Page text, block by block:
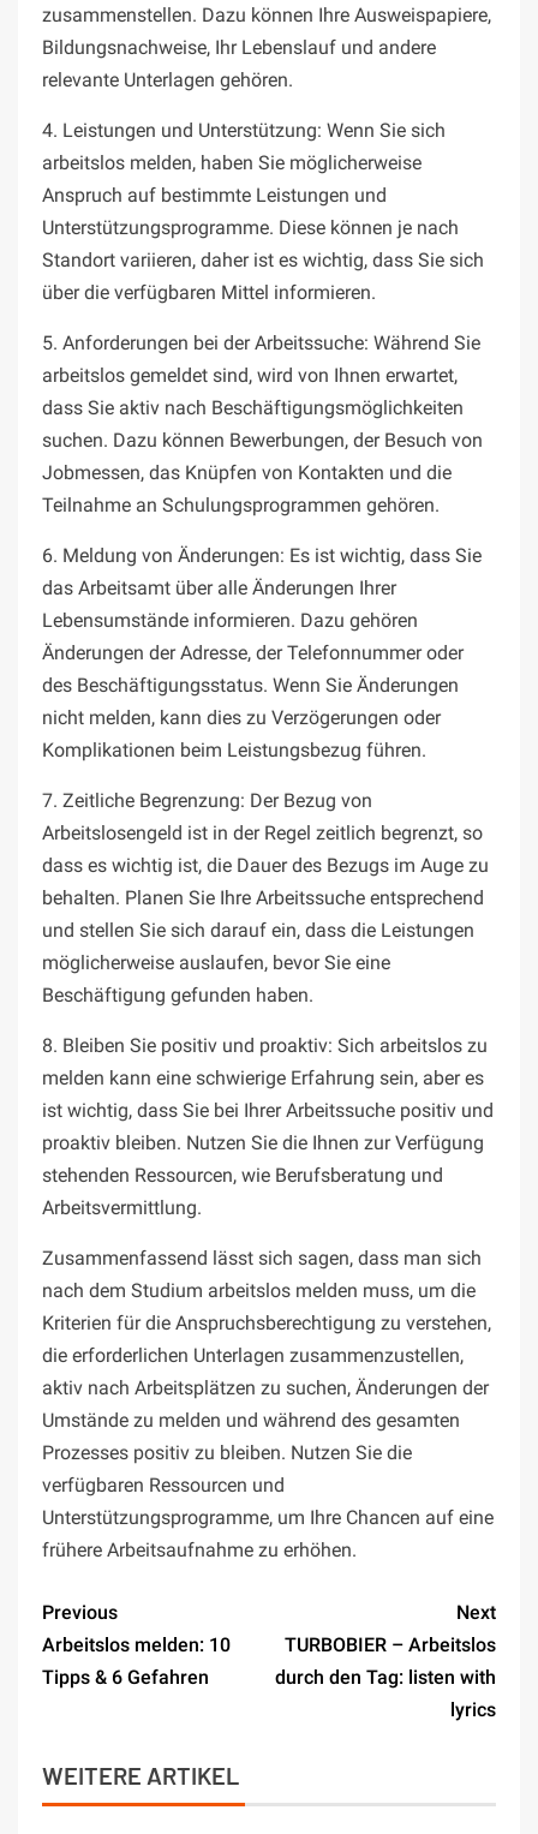
zusammenstellen. Dazu können Ihre Ausweispapiere,
Bildungsnachweise, Ihr Lebenslauf und andere
relevante Unterlagen gehören.
4. Leistungen und Unterstützung: Wenn Sie sich
arbeitslos melden, haben Sie möglicherweise
Anspruch auf bestimmte Leistungen und
Unterstützungsprogramme. Diese können je nach
Standort variieren, daher ist es wichtig, dass Sie sich
über die verfügbaren Mittel informieren.
5. Anforderungen bei der Arbeitssuche: Während Sie
arbeitslos gemeldet sind, wird von Ihnen erwartet,
dass Sie aktiv nach Beschäftigungsmöglichkeiten
suchen. Dazu können Bewerbungen, der Besuch von
Jobmessen, das Knüpfen von Kontakten und die
Teilnahme an Schulungsprogrammen gehören.
6. Meldung von Änderungen: Es ist wichtig, dass Sie
das Arbeitsamt über alle Änderungen Ihrer
Lebensumstände informieren. Dazu gehören
Änderungen der Adresse, der Telefonnummer oder
des Beschäftigungsstatus. Wenn Sie Änderungen
nicht melden, kann dies zu Verzögerungen oder
Komplikationen beim Leistungsbezug führen.
7. Zeitliche Begrenzung: Der Bezug von
Arbeitslosengeld ist in der Regel zeitlich begrenzt, so
dass es wichtig ist, die Dauer des Bezugs im Auge zu
behalten. Planen Sie Ihre Arbeitssuche entsprechend
und stellen Sie sich darauf ein, dass die Leistungen
möglicherweise auslaufen, bevor Sie eine
Beschäftigung gefunden haben.
8. Bleiben Sie positiv und proaktiv: Sich arbeitslos zu
melden kann eine schwierige Erfahrung sein, aber es
ist wichtig, dass Sie bei Ihrer Arbeitssuche positiv und
proaktiv bleiben. Nutzen Sie die Ihnen zur Verfügung
stehenden Ressourcen, wie Berufsberatung und
Arbeitsvermittlung.
Zusammenfassend lässt sich sagen, dass man sich
nach dem Studium arbeitslos melden muss, um die
Kriterien für die Anspruchsberechtigung zu verstehen,
die erforderlichen Unterlagen zusammenzustellen,
aktiv nach Arbeitsplätzen zu suchen, Änderungen der
Umstände zu melden und während des gesamten
Prozesses positiv zu bleiben. Nutzen Sie die
verfügbaren Ressourcen und
Unterstützungsprogramme, um Ihre Chancen auf eine
frühere Arbeitsaufnahme zu erhöhen.
Previous
Arbeitslos melden: 10
Tipps & 6 Gefahren
Next
TURBOBIER – Arbeitslos
durch den Tag: listen with
lyrics
WEITERE ARTIKEL